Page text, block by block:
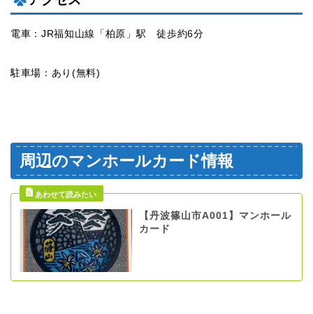
電車：JR福知山線「柏原」駅 徒歩約6分
駐車場：あり(無料)
周辺のマンホールカード情報
【丹波篠山市A001】マンホール
カード